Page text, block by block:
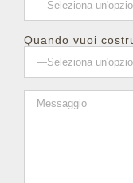
Quando vuoi